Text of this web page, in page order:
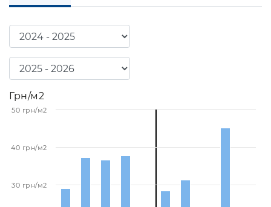
Грн/м2
30 грн/м2
40 грн/м2
50 грн/м2